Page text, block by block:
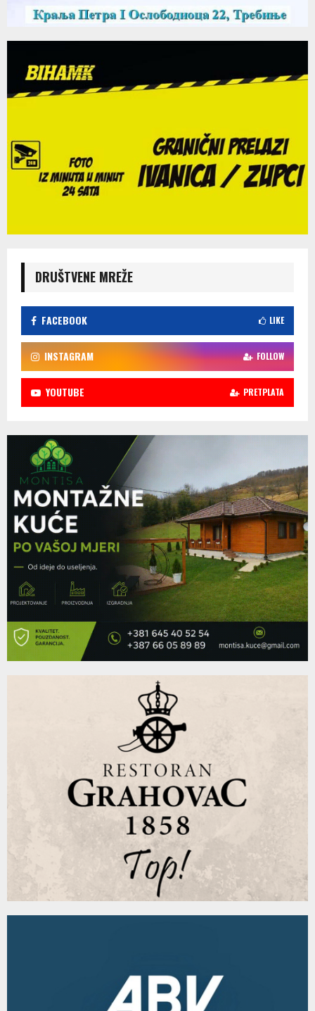
DRUŠTVENE MREŽE
FACEBOOK LIKE
INSTAGRAM FOLLOW
YOUTUBE PRETPLATA